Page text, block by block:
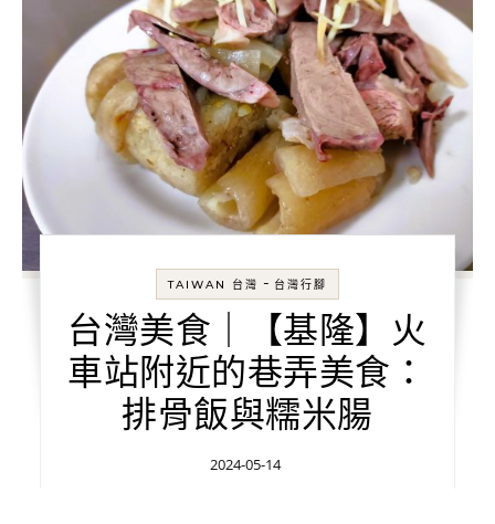
TAIWAN 台灣 - 台灣行腳
台灣美食｜【基隆】火
車站附近的巷弄美食：
排骨飯與糯米腸
2024-05-14